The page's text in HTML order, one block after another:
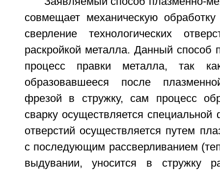
совмещает механическую
сверление технологических
раскройкой металла. Данный способ
процесс правки металла, так
образовавшееся после
фрезой в стружку, сам процесс
сварку осуществляется
отверстий осуществляется путем
с последующим рассверливанием
выдувании, уносится в стружку